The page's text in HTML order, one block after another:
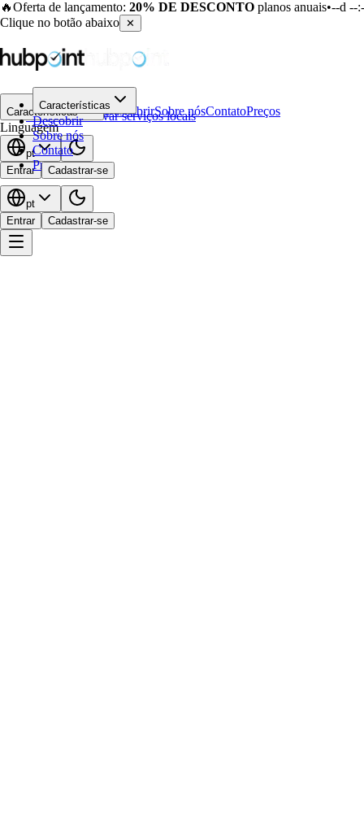
🔥Oferta de lançamento: 20% DE DESCONTO planos anuais•--d --
Clique no botão abaixo ✕
Características
Descobrir
Sobre nós
Contato
Preços
pt
Entrar
Cadastrar-se
Características DescobrirSobre nósContatoPreços
Linguagem
pt
Entrar
Cadastrar-se
VoltartoReservar serviços locais